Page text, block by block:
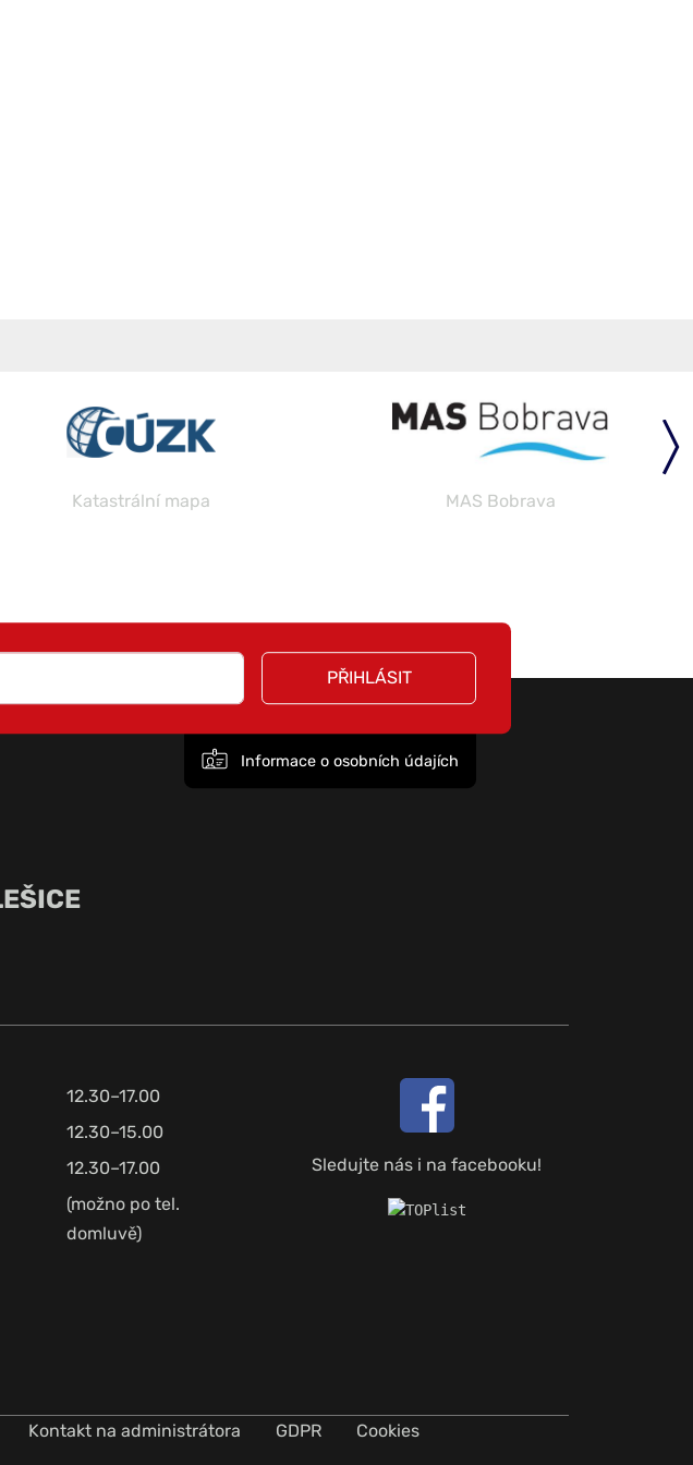
Katastrální mapa MAS Bobrava
PŘIHLÁSIT
Informace o osobních údajích
12.30–17.00
12.30–15.00
12.30–17.00
(možno po tel.
domluvě)
Sledujte nás i na facebooku!
Kontakt na administrátora GDPR Cookies